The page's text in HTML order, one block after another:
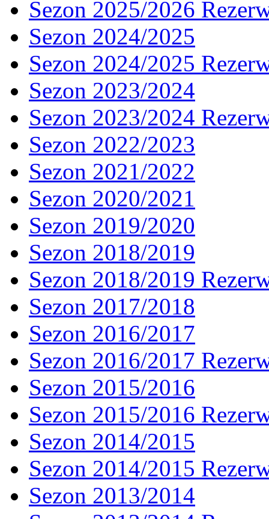
Sezon 2025/2026
Sezon 2024/2025
Sezon 2024/2025
Sezon 2023/2024
Sezon 2023/2024
Sezon 2022/2023
Sezon 2021/2022
Sezon 2020/2021
Sezon 2019/2020
Sezon 2018/2019
Sezon 2018/2019
Sezon 2017/2018
Sezon 2016/2017
Sezon 2016/2017
Sezon 2015/2016
Sezon 2015/2016
Sezon 2014/2015
Sezon 2014/2015
Sezon 2013/2014